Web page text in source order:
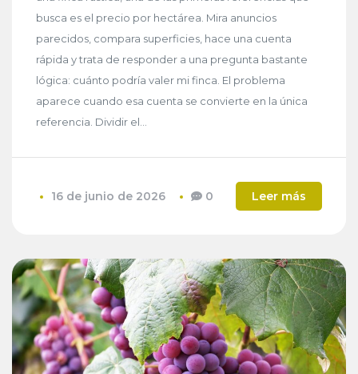
busca es el precio por hectárea. Mira anuncios
parecidos, compara superficies, hace una cuenta
rápida y trata de responder a una pregunta bastante
lógica: cuánto podría valer mi finca. El problema
aparece cuando esa cuenta se convierte en la única
referencia. Dividir el...
16 de junio de 2026 0 Leer más